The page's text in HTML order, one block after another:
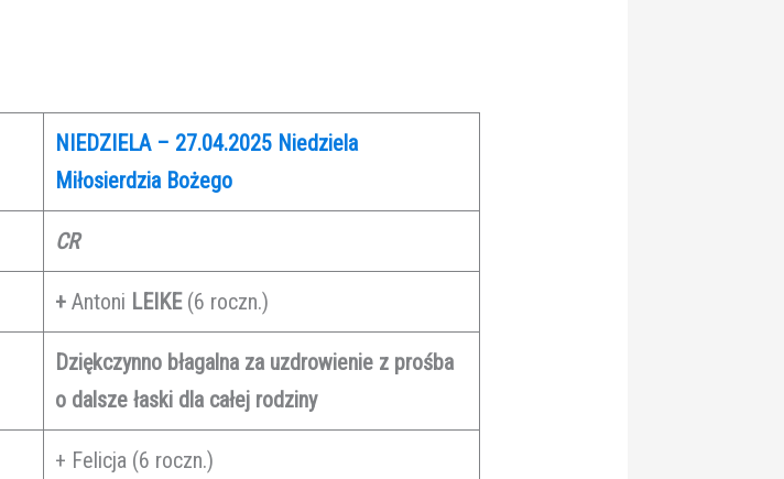
NIEDZIELA – 27.04.2025 Niedziela
Miłosierdzia Bożego
CR
+ Antoni LEIKE(6 roczn.)
Dziękczynno błagalna za uzdrowienie z prośba
o dalsze łaski dla całej rodziny
+ Felicja (6 roczn.)